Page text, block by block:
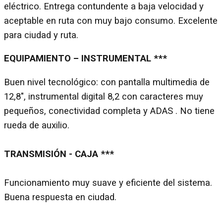
eléctrico. Entrega contundente a baja velocidad y
aceptable en ruta con muy bajo consumo. Excelente
para ciudad y ruta.
EQUIPAMIENTO – INSTRUMENTAL ***
Buen nivel tecnológico: con pantalla multimedia de
12,8", instrumental digital 8,2 con caracteres muy
pequeños, conectividad completa y ADAS . No tiene
rueda de auxilio.
TRANSMISIÓN - CAJA ***
Funcionamiento muy suave y eficiente del sistema.
Buena respuesta en ciudad.